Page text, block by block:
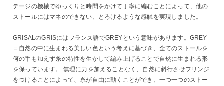
テージの機械でゆっくりと時間をかけて丁寧に編むことによって、他の
ストールにはマネのできない、とろけるような感触を実現しました。
GRISALのGRISにはフランス語でGREYという意味があります。GREY
＝自然の中に生まれる美しい色という考えに基づき、全てのストールを
何の手も加えず糸の特性を生かして編み上げることで自然に生まれる形
を保っています。 無理に力を加えることなく、自然に斜行させフリンジ
をつけることによって、糸が自由に動くことができ、一つ一つのストー